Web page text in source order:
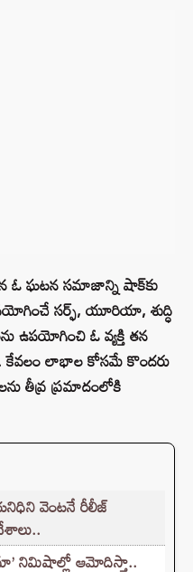
ఓ ఘటన సమాజాన్ని షాక్‌కు
సర్ఫ్‌, యూరియా, శుద్ధి
ఉపయోగించి ఓ వ్యక్తి తన
కేవలం లాభాల కోసమే కొందరు
తీవ్ర ప్రమాదంలోకి
వెంటనే రీలీజ్
నిమిషాల్లో ఆమోదిస్తా..